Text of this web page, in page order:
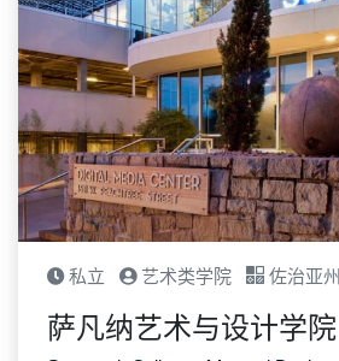
私立 艺术类学院 佐治亚州
萨凡纳艺术与设计学院